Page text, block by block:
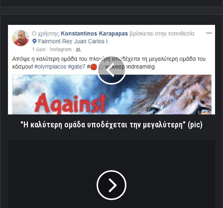
καλύτερη
υποδέχεται
την
μεγαλύτερη"
(pic)
"Η καλύτερη ομάδα υποδέχεται την μεγαλύτερη" (pic)